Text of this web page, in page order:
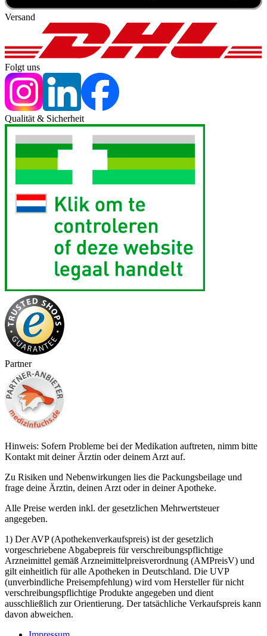
Versand
Folgt uns
Qualität & Sicherheit
Partner
Hinweis: Sofern Probleme bei der Medikation auftreten, nimm bitte
Kontakt mit deiner Ärztin oder deinem Arzt auf.
Zu Risiken und Nebenwirkungen lies die Packungsbeilage und
frage deine Ärztin, deinen Arzt oder in deiner Apotheke.
Alle Preise werden inkl. der gesetzlichen Mehrwertsteuer
angegeben.
1) Der AVP (Apothekenverkaufspreis) ist der gesetzlich
vorgeschriebene Abgabepreis für verschreibungspflichtige
Arzneimittel gemäß Arzneimittelpreisverordnung (AMPreisV) und
gilt einheitlich für alle Apotheken in Deutschland. Die UVP
(unverbindliche Preisempfehlung) wird vom Hersteller für nicht
verschreibungspflichtige Produkte angegeben und dient
ausschließlich zur Orientierung. Der tatsächliche Verkaufspreis kann
davon abweichen.